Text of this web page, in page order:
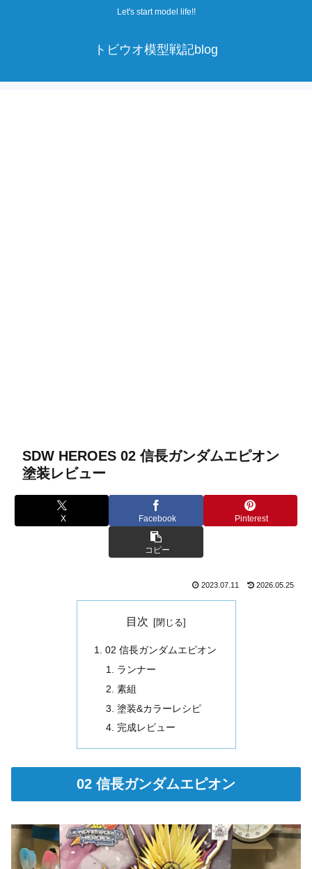
Let's start model life!!
トビウオ模型戦記blog
SDW HEROES 02 信長ガンダムエピオン
塗装レビュー
X Facebook Pinterest
コピー
2023.07.11 2026.05.25
目次
02 信長ガンダムエピオン
ランナー
素組
塗装&カラーレシピ
完成レビュー
02 信長ガンダムエピオン